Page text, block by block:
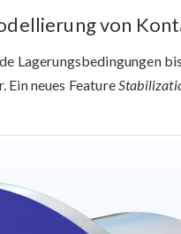
von
Lagerungsbedingungen
neues Feature